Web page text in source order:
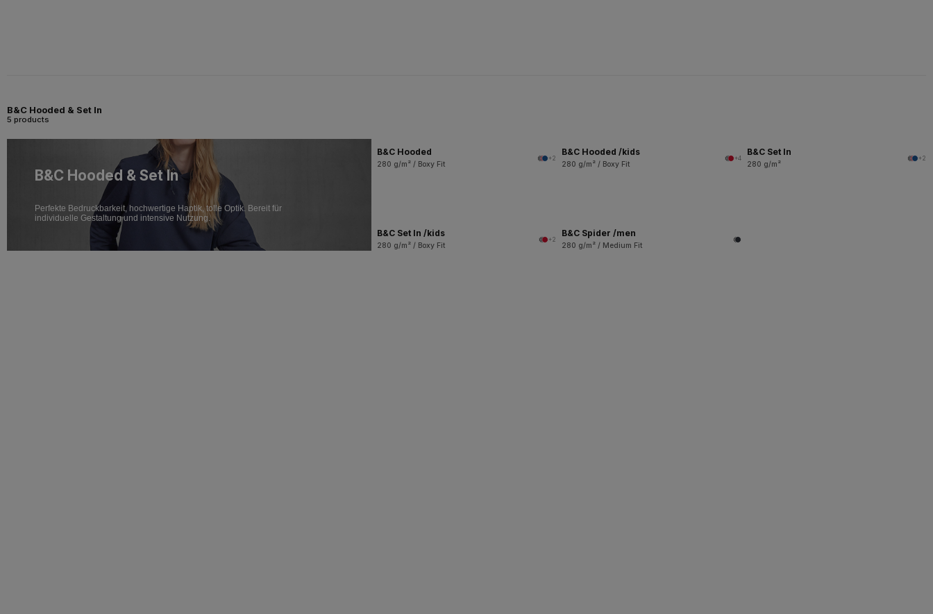
B&C Hooded & Set In
5 products
B&C Hooded & Set In
Perfekte Bedruckbarkeit, hochwertige Haptik, tolle Optik. Bereit für
individuelle Gestaltung und intensive Nutzung.
B&C Hooded
280 g/m² / Boxy Fit
+2
B&C Hooded /kids
280 g/m² / Boxy Fit
+4
B&C Set In
280 g/m²
+2
B&C Set In /kids
280 g/m² / Boxy Fit
+2
B&C Spider /men
280 g/m² / Medium Fit